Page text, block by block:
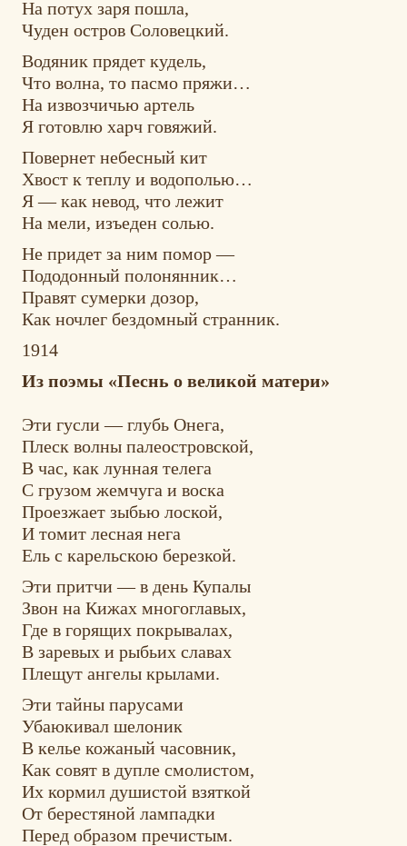
На потух заря пошла,
Чуден остров Соловецкий.
Водяник прядет кудель,
Что волна, то пасмо пряжи…
На извозчичью артель
Я готовлю харч говяжий.
Повернет небесный кит
Хвост к теплу и водополью…
Я — как невод, что лежит
На мели, изъеден солью.
Не придет за ним помор —
Пододонный полонянник…
Правят сумерки дозор,
Как ночлег бездомный странник.
1914
Из поэмы «Песнь о великой матери»
Эти гусли — глубь Онега,
Плеск волны палеостровской,
В час, как лунная телега
С грузом жемчуга и воска
Проезжает зыбью лоской,
И томит лесная нега
Ель с карельскою березкой.
Эти притчи — в день Купалы
Звон на Кижах многоглавых,
Где в горящих покрывалах,
В заревых и рыбьих славах
Плещут ангелы крылами.
Эти тайны парусами
Убаюкивал шелоник
В келье кожаный часовник,
Как совят в дупле смолистом,
Их кормил душистой взяткой
От берестяной лампадки
Перед образом пречистым.